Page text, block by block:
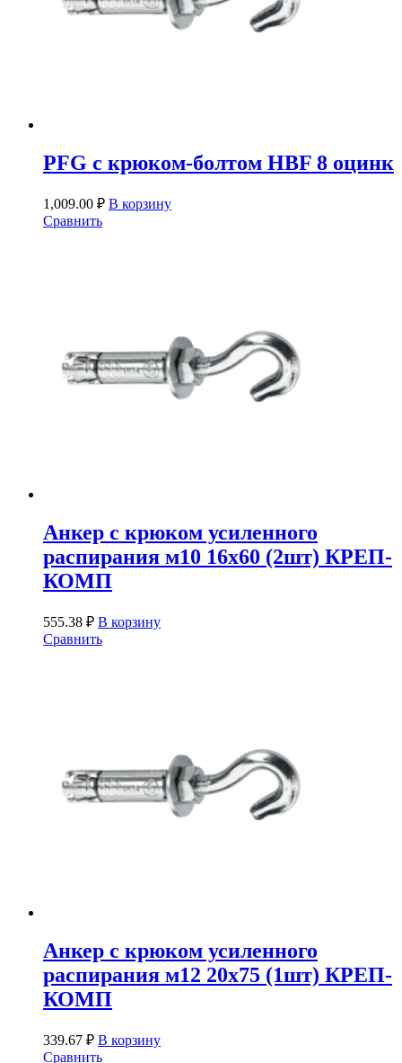
PFG c крюком-болтом HBF 8 оцинк
1,009.00 ₽ В корзину
Сравнить
Анкер с крюком усиленного
распирания м10 16х60 (2шт) КРЕП-
КОМП
555.38 ₽ В корзину
Сравнить
Анкер с крюком усиленного
распирания м12 20х75 (1шт) КРЕП-
КОМП
339.67 ₽ В корзину
Сравнить